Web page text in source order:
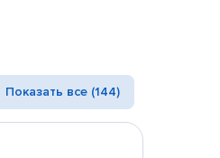
Показать все (144)